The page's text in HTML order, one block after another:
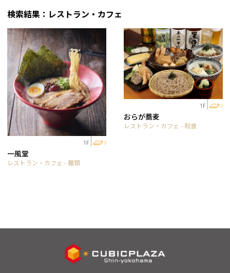
検索結果：レストラン・カフェ
1F
一風堂
レストラン・カフェ - 麺類
1F
おらが蕎麦
レストラン・カフェ - 和食